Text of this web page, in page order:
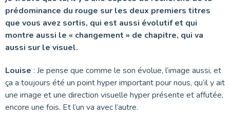
prédominance du rouge sur les deux premiers titres
que vous avez sortis, qui est aussi évolutif et qui
montre aussi le « changement » de chapitre, qui va
aussi sur le visuel.
Louise : Je pense que comme le son évolue, l’image aussi, et
ça a toujours été un point hyper important pour nous, qu’il y ait
une image et une direction visuelle hyper présente et affutée,
encore une fois. Et l’un va avec l’autre.